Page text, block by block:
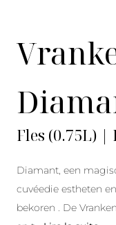
Fles (0.75L) |
Diamant, een
cuvéedie estheten
bekoren
. De